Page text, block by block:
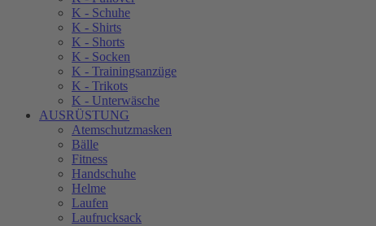
K - Schuhe
K - Shirts
K - Shorts
K - Socken
K - Trainingsanzüge
K - Trikots
K - Unterwäsche
AUSRÜSTUNG
Atemschutzmasken
Bälle
Fitness
Handschuhe
Helme
Laufen
Laufrucksack